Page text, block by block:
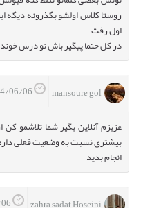
روستا کلاس اولشو بگذرونه دیگه
اول رفت
در کل حتما پیگیر باش تو درس
mansoure gol
عزیزم آنلاین بگیر شما تلاشمو کن
بیشتری نسبت به وضعیت فعلی داره
انجام بدید